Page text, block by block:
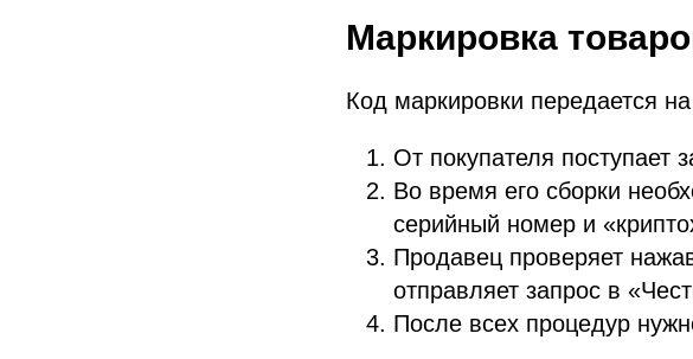
Маркировка
Код маркировки передается
От покупателя поступает
Во время его сборки
серийный номер и
Продавец проверяет
отправляет запрос в
После всех процедур